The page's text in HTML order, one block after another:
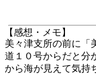
【感想・メモ】
美々津支所の前に「
道１０号からだと分
から海が見えて気持